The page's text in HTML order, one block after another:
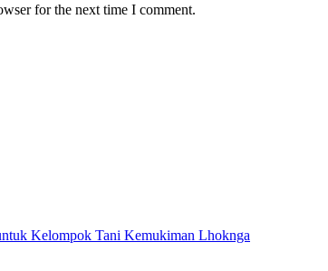
for the next time I comment.
Kelompok Tani Kemukiman Lhoknga